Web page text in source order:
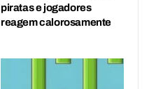
piratas e jogadores
reagem calorosamente